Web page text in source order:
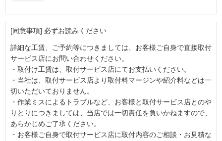
[同意事項] 必ずお読みください
詳細な工賃、ご予約等につきましては、お客様ご自身で直接取付
サービス店にお問い合わせください。
・取付け工賃は、取付サービス店にてお支払いください。
・当社は、取付サービス店より取付料マージンや紹介料などは一
切いただいておりません。
・作業ミスによるトラブルなど、お客様と取付サービス店とのや
りとりにつきましては、当店では一切責任を負いかねますので、
あらかじめご了承ください。
・お客様ご自身で取付サービス店に取付内容のご相談・お見積な